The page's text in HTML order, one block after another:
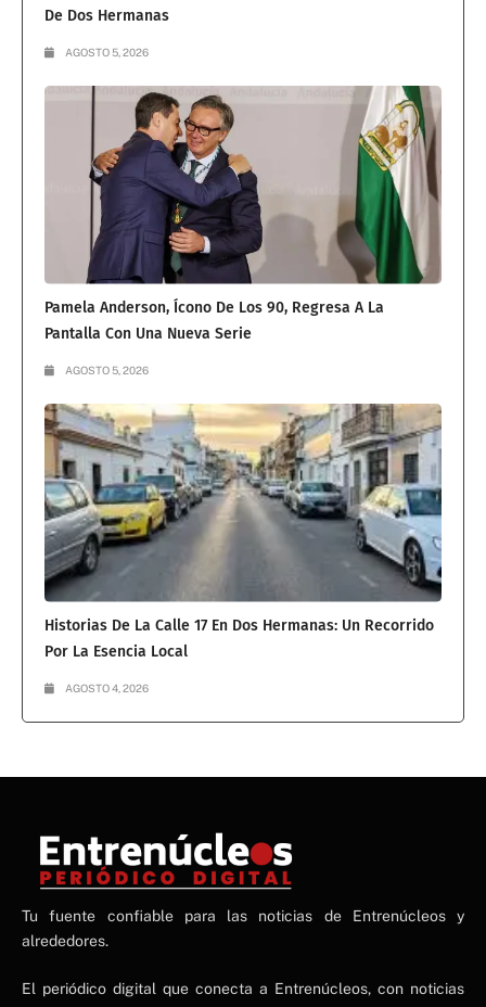
De Dos Hermanas
AGOSTO 5, 2026
Pamela Anderson, Ícono De Los 90, Regresa A La
Pantalla Con Una Nueva Serie
AGOSTO 5, 2026
Historias De La Calle 17 En Dos Hermanas: Un Recorrido
Por La Esencia Local
AGOSTO 4, 2026
NE
NEWS ELEMENTOR
Tu fuente confiable para las noticias de Entrenúcleos y
alrededores.
El periódico digital que conecta a Entrenúcleos, con noticias